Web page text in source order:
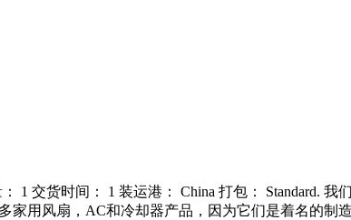
1 交货时间： 1 装运港： China 打包： Standard. 我
用风扇，AC和冷却器产品，因为它们是着名的制